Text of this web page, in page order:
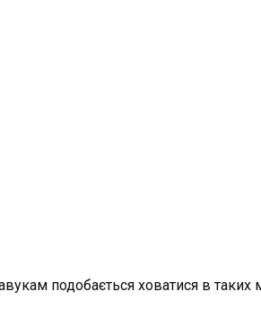
подобається ховатися в